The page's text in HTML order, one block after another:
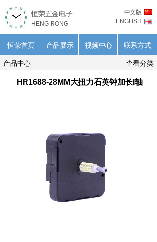
中文版
ENGLISH
恒荣五金电子
HENG-RONG
恒荣首页 产品展示 视频中心 联系方式
产品中心 查看分类
HR1688-28MM大扭力石英钟加长I轴